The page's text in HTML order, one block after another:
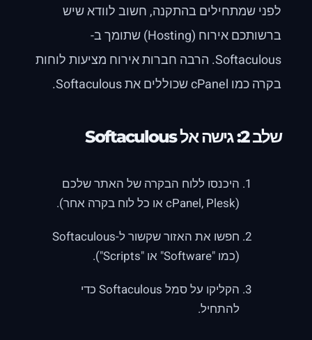
לפני שמתחילים בהתקנה, חשוב לוודא שיש
ברשותכם אירוח (Hosting) שתומך ב-
Softaculous. הרבה חברות אירוח מציעות לוחות
בקרה כמו cPanel שכוללים את Softaculous.
שלב 2: גישה אל Softaculous
היכנסו ללוח הבקרה של האתר שלכם
(cPanel, Plesk או כל לוח בקרה אחר).
חפשו את האזור שקשור ל-Softaculous
(כמו "Software" או "Scripts").
הקליקו על סמל Softaculous כדי
להתחיל.